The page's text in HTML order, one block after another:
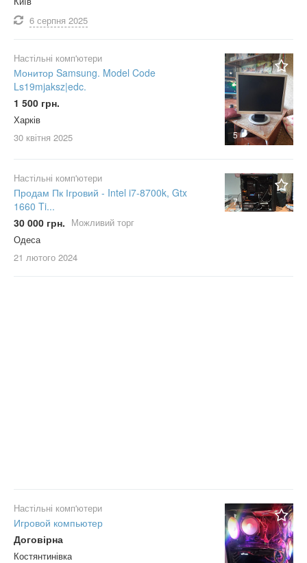
6 серпня 2025
5
Настільні комп'ютери
Монитор Samsung. Model Code
Ls19mjaksz|edc.
1 500 грн.
Харків
30 квітня 2025
7
Настільні комп'ютери
Продам Пк Ігровий - Intel i7-8700k, Gtx
1660 Ti...
30 000 грн. Можливий торг
Одеса
21 лютого 2024
Настільні комп'ютери
Игровой компьютер
Договірна
Костянтинівка